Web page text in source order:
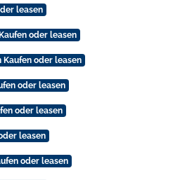
leasen
oder leasen
Kaufen oder leasen
oder leasen
oder leasen
leasen
oder leasen